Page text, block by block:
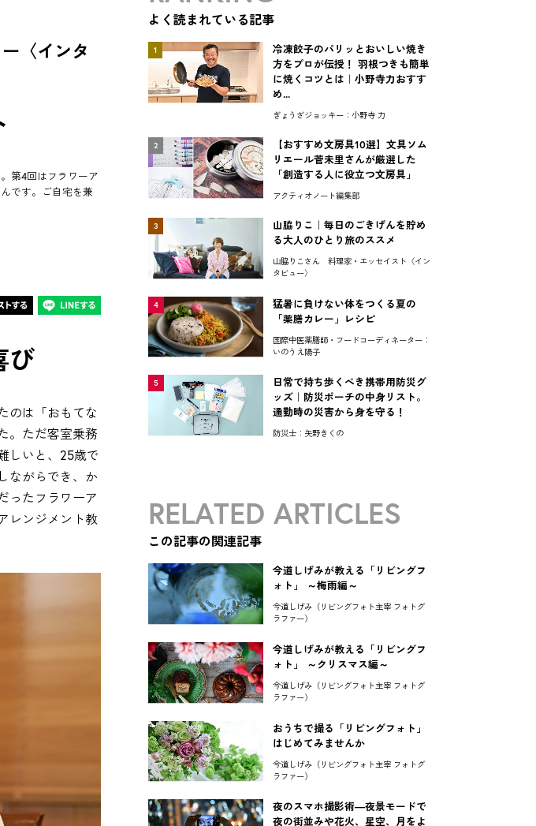
〈インタ
第4回はフラワーア
です。ご自宅を兼
び
のは「おもてな
。ただ客室乗務
しいと、25歳で
ながらでき、か
ったフラワーア
レンジメント教
よく読まれている記事
1
冷凍餃子のパリッとおいしい焼き
方をプロが伝授！ 羽根つきも簡単
に焼くコツとは｜小野寺力おすす
め...
ぎょうざジョッキー：小野寺 力
2
【おすすめ文房具10選】文具ソム
リエール菅未里さんが厳選した
「創造する人に役立つ文房具」
アクティオノート編集部
3
山脇りこ｜毎日のごきげんを貯め
る大人のひとり旅のススメ
山脇りこさん 料理家・エッセイスト〈イン
タビュー〉
4
猛暑に負けない体をつくる夏の
「薬膳カレー」レシピ
国際中医薬膳師・フードコーディネーター：
いのうえ陽子
5
日常で持ち歩くべき携帯用防災グ
ッズ｜防災ポーチの中身リスト。
通勤時の災害から身を守る！
防災士：矢野きくの
RELATED ARTICLES
この記事の関連記事
今道しげみが教える「リビングフ
ォト」 ～梅雨編～
今道しげみ（リビングフォト主宰 フォトグ
ラファー）
今道しげみが教える「リビングフ
ォト」 ～クリスマス編～
今道しげみ（リビングフォト主宰 フォトグ
ラファー）
おうちで撮る「リビングフォト」
はじめてみませんか
今道しげみ（リビングフォト主宰 フォトグ
ラファー）
夜のスマホ撮影術―夜景モードで
夜の街並みや花火、星空、月をよ